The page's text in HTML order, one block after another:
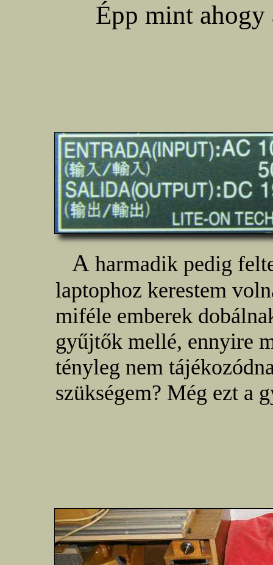
Épp mint ahogy
A harmadik pedig
laptophoz kerestem
miféle emberek
gyűjtők mellé, ennyire
tényleg nem
szükségem? Még ezt a